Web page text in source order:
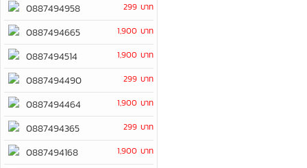
0887494958 299 บาท
0887494665 1,900 บาท
0887494514 1,900 บาท
0887494490 299 บาท
0887494464 1,900 บาท
0887494365 299 บาท
0887494168 1,900 บาท